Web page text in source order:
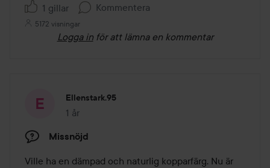
1 gillar Kommentera
5172 visningar
Logga in för att lämna en kommentar
Ellenstark.95
1 år
Inlägget skapades 1 år
Missnöjd
Ville ha en dämpad och naturlig kopparfärg. Nu är